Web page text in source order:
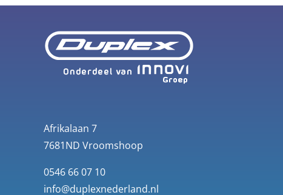
Afrikalaan 7
7681ND Vroomshoop
0546 66 07 10
info@duplexnederland.nl